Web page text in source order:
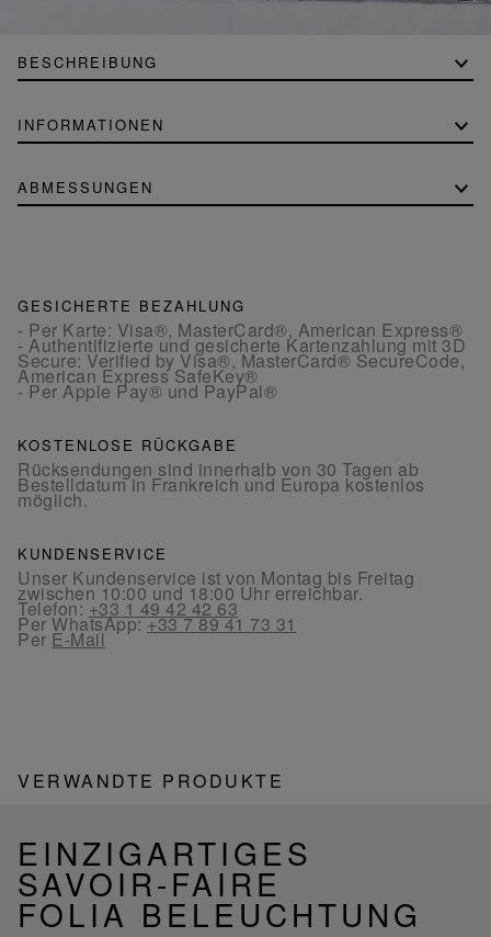
BESCHREIBUNG
INFORMATIONEN
ABMESSUNGEN
GESICHERTE BEZAHLUNG
- Per Karte: Visa®, MasterCard®, American Express®
- Authentifizierte und gesicherte Kartenzahlung mit 3D
Secure: Verified by Visa®, MasterCard® SecureCode,
American Express SafeKey®
- Per Apple Pay® und PayPal®
KOSTENLOSE RÜCKGABE
Rücksendungen sind innerhalb von 30 Tagen ab
Bestelldatum in Frankreich und Europa kostenlos
möglich.
KUNDENSERVICE
Unser Kundenservice ist von Montag bis Freitag
zwischen 10:00 und 18:00 Uhr erreichbar.
Telefon:+33 1 49 42 42 63
Per WhatsApp:+33 7 89 41 73 31
Per E-Mail
VERWANDTE PRODUKTE
EINZIGARTIGES
SAVOIR-FAIRE
FOLIA BELEUCHTUNG